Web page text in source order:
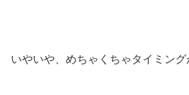
いやいや、めちゃくちゃタイミング